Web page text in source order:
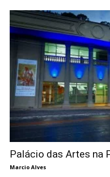
Palácio das Artes na
Marcio Alves